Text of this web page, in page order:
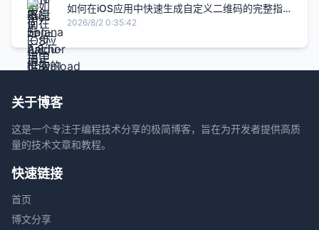
如何在iOS应用中快速生成自定义二维码的完整指
南
2026/8/2 0:35:42
关于博客
这是一个专注于编程技术分享的极简博客，旨在为开发者提供高质
量的技术文章和教程。
快速链接
首页
博文分享